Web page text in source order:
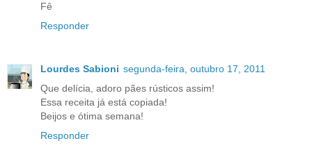
Fê
Responder
Lourdes Sabioni segunda-feira, outubro 17, 2011
Que delícia, adoro pães rústicos assim!
Essa receita já está copiada!
Beijos e ótima semana!
Responder